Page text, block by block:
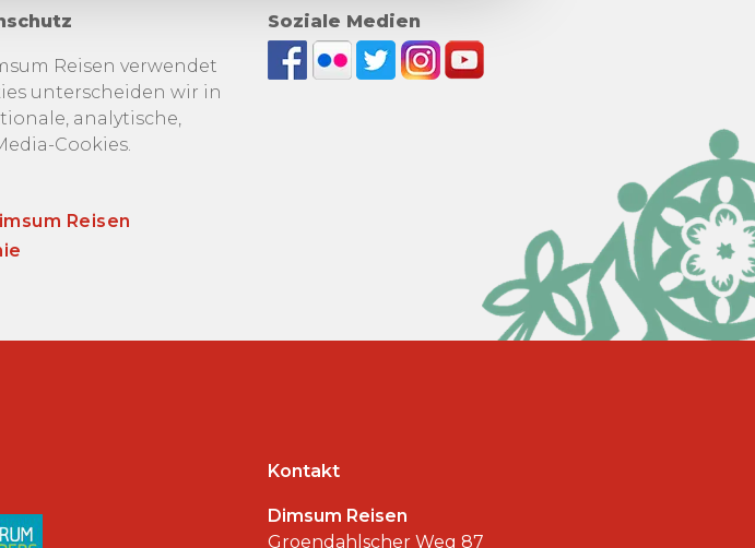
Reisen verwendet
unterscheiden wir in
analytische,
Cookies.
Reisen
Soziale Medien
Kontakt
Dimsum Reisen
Groendahlscher Weg 87